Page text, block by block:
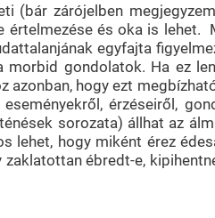
(bár zárójelben
értelmezése és oka is
egyfajta
gondolatok. Ha ez
azonban, hogy ezt
érzéseiről,
sorozata) állhat az
lehet, hogy miként érez
ébredt-e,